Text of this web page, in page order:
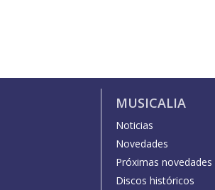
MUSICALIA
Noticias
Novedades
Próximas novedades
Discos históricos